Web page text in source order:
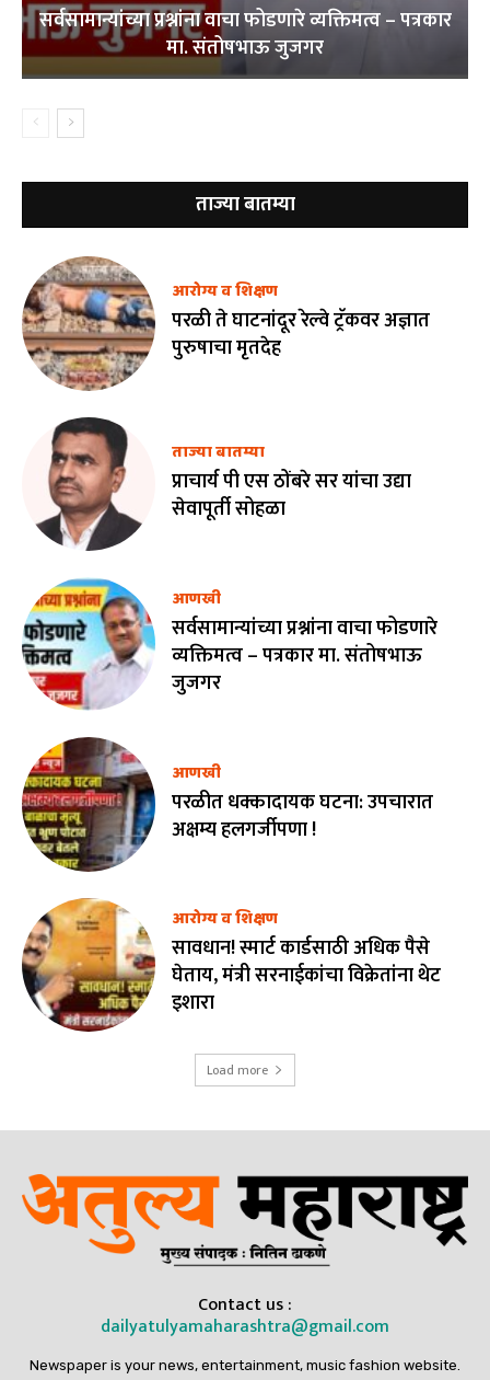
सर्वसामान्यांच्या प्रश्नांना वाचा फोडणारे व्यक्तिमत्व – पत्रकार
मा. संतोषभाऊ जुजगर
ताज्या बातम्या
आरोग्य व शिक्षण
परळी ते घाटनांदूर रेल्वे ट्रॅकवर अज्ञात
पुरुषाचा मृतदेह
ताज्या बातम्या
प्राचार्य पी एस ठोंबरे सर यांचा उद्या
सेवापूर्ती सोहळा
आणखी
सर्वसामान्यांच्या प्रश्नांना वाचा फोडणारे
व्यक्तिमत्व – पत्रकार मा. संतोषभाऊ
जुजगर
आणखी
परळीत धक्कादायक घटना: उपचारात
अक्षम्य हलगर्जीपणा !
आरोग्य व शिक्षण
सावधान! स्मार्ट कार्डसाठी अधिक पैसे
घेताय, मंत्री सरनाईकांचा विक्रेतांना थेट
इशारा
Load more
Contact us :
dailyatulyamaharashtra@gmail.com
Newspaper is your news, entertainment, music fashion website.